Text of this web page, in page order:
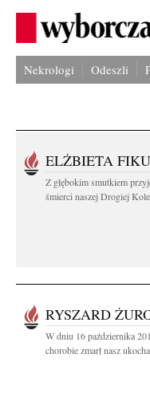
Nekrologi Odeszli
ELŻBIETA
Z głębokim smutkiem
śmierci naszej Drogiej
RYSZARD
W dniu 16 października
chorobie zmarł nasz